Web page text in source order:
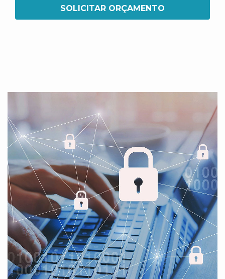
SOLICITAR ORÇAMENTO